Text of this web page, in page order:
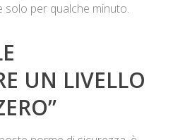
solo per qualche minuto.
UN LIVELLO